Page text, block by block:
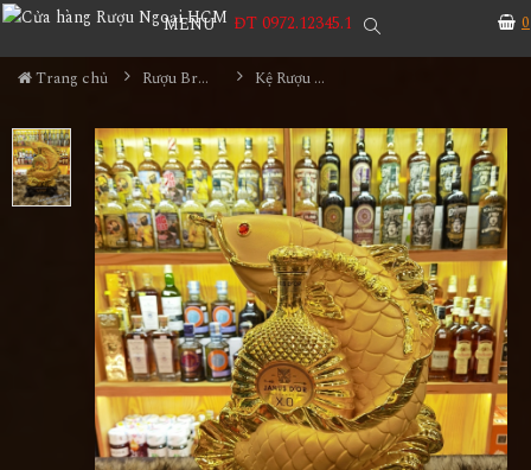
0
MENU ĐT 0972.12345.1
Trang chủ Rượu Brandy Kệ Rượu Janus Dor XO - Cá Kim Long MS1